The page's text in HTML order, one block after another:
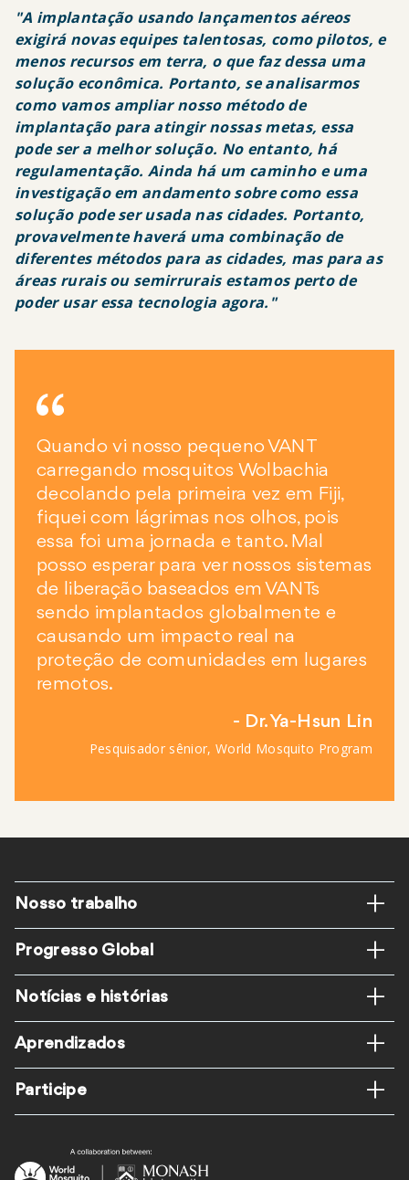
"A implantação usando lançamentos aéreos
exigirá novas equipes talentosas, como pilotos, e
menos recursos em terra, o que faz dessa uma
solução econômica. Portanto, se analisarmos
como vamos ampliar nosso método de
implantação para atingir nossas metas, essa
pode ser a melhor solução. No entanto, há
regulamentação. Ainda há um caminho e uma
investigação em andamento sobre como essa
solução pode ser usada nas cidades. Portanto,
provavelmente haverá uma combinação de
diferentes métodos para as cidades, mas para as
áreas rurais ou semirrurais estamos perto de
poder usar essa tecnologia agora."
Quando vi nosso pequeno VANT
carregando mosquitos Wolbachia
decolando pela primeira vez em Fiji,
fiquei com lágrimas nos olhos, pois
essa foi uma jornada e tanto. Mal
posso esperar para ver nossos sistemas
de liberação baseados em VANTs
sendo implantados globalmente e
causando um impacto real na
proteção de comunidades em lugares
remotos.
Dr. Ya-Hsun Lin
Pesquisador sênior, World Mosquito Program
Rodapé
Nosso trabalho
Progresso Global
Notícias e histórias
Aprendizados
Participe